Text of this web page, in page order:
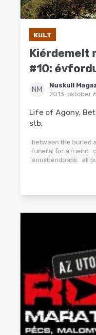
KULT
Kiérdemelt
#10:
NM
Nuskull
2013. október
Life of Agony,
stb.
between the buried
funeral for a friend
armsbendback
all